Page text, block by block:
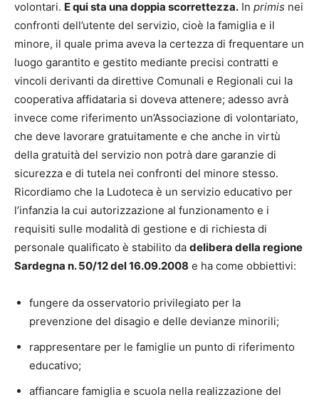
volontari. E qui sta una doppia scorrettezza. In primis nei
confronti dell’utente del servizio, cioè la famiglia e il
minore, il quale prima aveva la certezza di frequentare un
luogo garantito e gestito mediante precisi contratti e
vincoli derivanti da direttive Comunali e Regionali cui la
cooperativa affidataria si doveva attenere; adesso avrà
invece come riferimento un’Associazione di volontariato,
che deve lavorare gratuitamente e che anche in virtù
della gratuità del servizio non potrà dare garanzie di
sicurezza e di tutela nei confronti del minore stesso.
Ricordiamo che la Ludoteca è un servizio educativo per
l’infanzia la cui autorizzazione al funzionamento e i
requisiti sulle modalità di gestione e di richiesta di
personale qualificato è stabilito da delibera della regione
Sardegna n. 50/12 del 16.09.2008 e ha come obbiettivi:
fungere da osservatorio privilegiato per la
prevenzione del disagio e delle devianze minorili;
rappresentare per le famiglie un punto di riferimento
educativo;
affiancare famiglia e scuola nella realizzazione del